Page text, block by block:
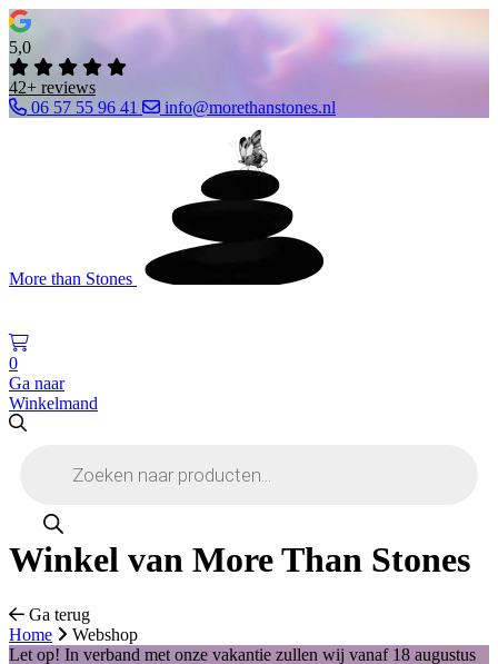
5,0
42+ reviews
06 57 55 96 41
info@morethanstones.nl
More than Stones
0
Ga naar
Winkelmand
Winkel van More Than Stones
Ga terug
Home
Webshop
Let op! In verband met onze vakantie zullen wij vanaf 18 augustus